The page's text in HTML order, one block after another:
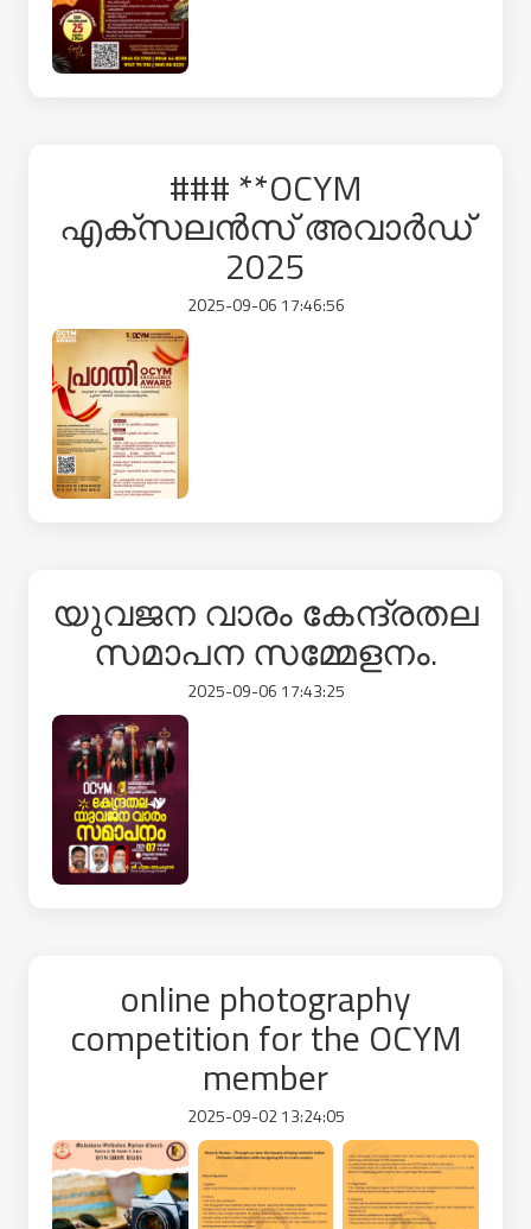
### **OCYM
എക്സലൻസ് അവാർഡ്
2025
2025-09-06 17:46:56
യുവജന വാരം കേന്ദ്രതല
സമാപന സമ്മേളനം.
2025-09-06 17:43:25
online photography
competition for the OCYM
member
2025-09-02 13:24:05